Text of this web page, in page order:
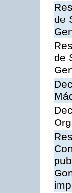
de
de